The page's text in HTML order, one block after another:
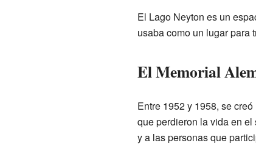
El Lago Neyton es un
usaba como un lugar para
El Memorial
Entre 1952 y 1958, se creó
que perdieron la vida en el
y a las personas que